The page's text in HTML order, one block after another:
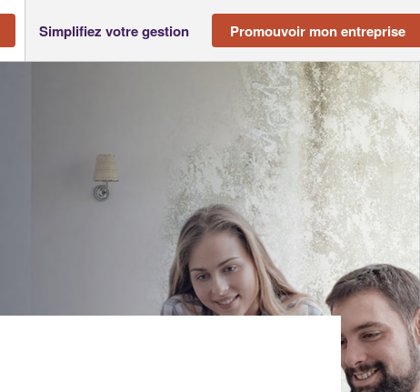
Simplifiez votre gestion Promouvoir mon entreprise